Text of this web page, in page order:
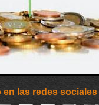
las redes sociales